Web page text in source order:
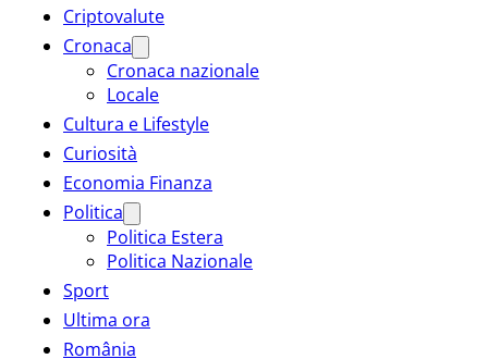
Criptovalute
Cronaca
Cronaca nazionale
Locale
Cultura e Lifestyle
Curiosità
Economia Finanza
Politica
Politica Estera
Politica Nazionale
Sport
Ultima ora
România